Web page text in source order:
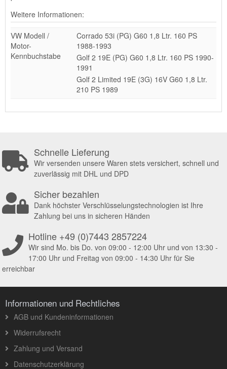
Weitere Informationen:
VW Modell /
Motor-
Kennbuchstabe
Corrado 53i (PG) G60 1,8 Ltr. 160 PS
1988-1993
Golf 2 19E (PG) G60 1,8 Ltr. 160 PS 1990-
1991
Golf 2 Limited 19E (3G) 16V G60 1,8 Ltr.
210 PS 1989
Schnelle Lieferung
Wir versenden unsere Waren stets versichert, schnell und
zuverlässig mit DHL und DPD
Sicher bezahlen
Dank höchster Verschlüsselungstechnologien ist Ihre
Zahlung bei uns in sicheren Händen
Hotline +49 (0)7443 2857224
Wir sind Mo. bis Do. von 09:00 - 12:00 Uhr und von 13:30 -
17:00 Uhr und Freitag von 09:00 - 14:30 Uhr für Sie
erreichbar
Informationen und Rechtliches
AGB und Kundeninformationen
Widerrufsrecht
Zahlung und Versand
Datenschutzerklärung